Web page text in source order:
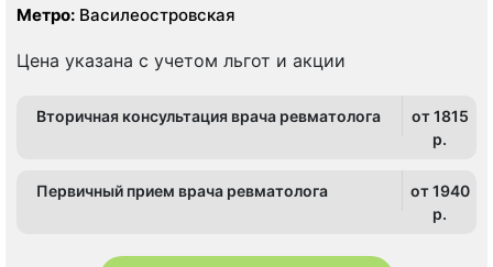
Метро: Василеостровская
Цена указана с учетом льгот и акции
Вторичная консультация врача ревматолога
от 1815
p.
Первичный прием врача ревматолога
от 1940
p.